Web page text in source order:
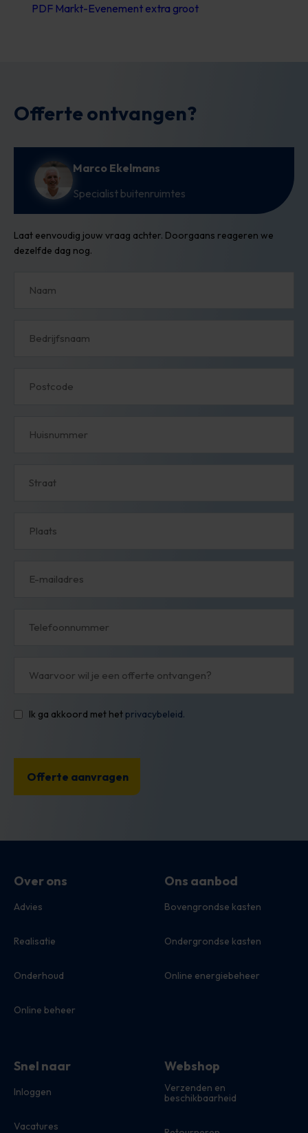
PDF Markt-Evenement extra groot
Offerte ontvangen?
Marco Ekelmans
Specialist buitenruimtes
Laat eenvoudig jouw vraag achter. Doorgaans reageren we
dezelfde dag nog.
ontvangen?
Ik ga akkoord met hetprivacybeleid.
Over ons
Advies
Realisatie
Onderhoud
Online beheer
Ons aanbod
Bovengrondse kasten
Ondergrondse kasten
Online energiebeheer
Snel naar
Inloggen
Vacatures
Webshop
Verzenden en
beschikbaarheid